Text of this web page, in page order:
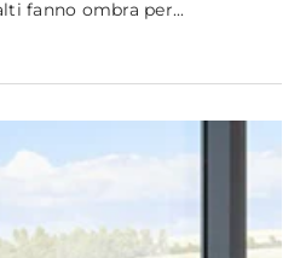
fanno ombra per...